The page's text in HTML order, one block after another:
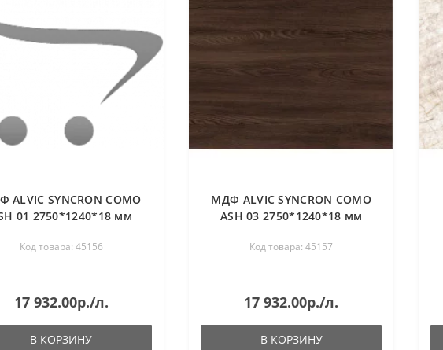
ALVIC SYNCRON COMO
01 2750*1240*18 мм
Код товара: 45156
17 932.00р./л.
В КОРЗИНУ
МДФ ALVIC SYNCRON COMO
ASH 03 2750*1240*18 мм
Код товара: 45157
17 932.00р./л.
В КОРЗИНУ